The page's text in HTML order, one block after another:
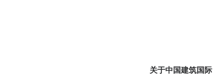
关于中国建筑国际